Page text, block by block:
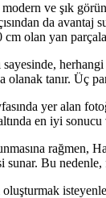
ve şık
da avantaj
olan yan
sayesinde,
olanak tanır. Üç
yer alan
en iyi
rağmen,
Bu